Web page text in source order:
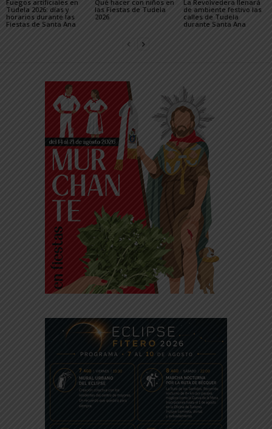
Fuegos artificiales en
Tudela 2026: días y
horarios durante las
Fiestas de Santa Ana
Qué hacer con niños en
las Fiestas de Tudela
2026
La Revolvedera llenará
de ambiente festivo las
calles de Tudela
durante Santa Ana